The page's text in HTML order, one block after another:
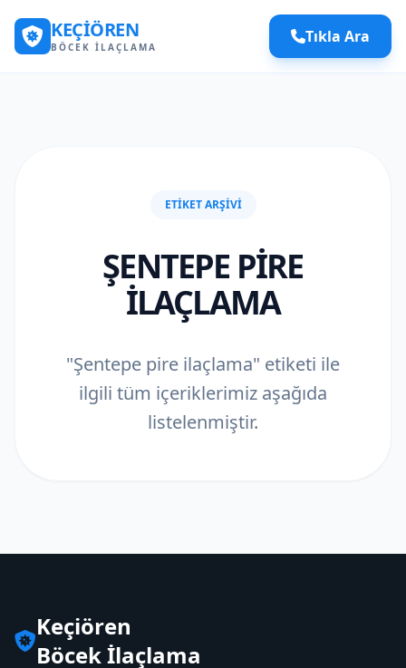
KEÇIÖREN
BÖCEK İLAÇLAMA
Tıkla Ara
ETIKET ARŞIVI
ŞENTEPE PIRE
ILAÇLAMA
"Şentepe pire ilaçlama" etiketi ile
ilgili tüm içeriklerimiz aşağıda
listelenmiştir.
Keçiören
Böcek İlaçlama